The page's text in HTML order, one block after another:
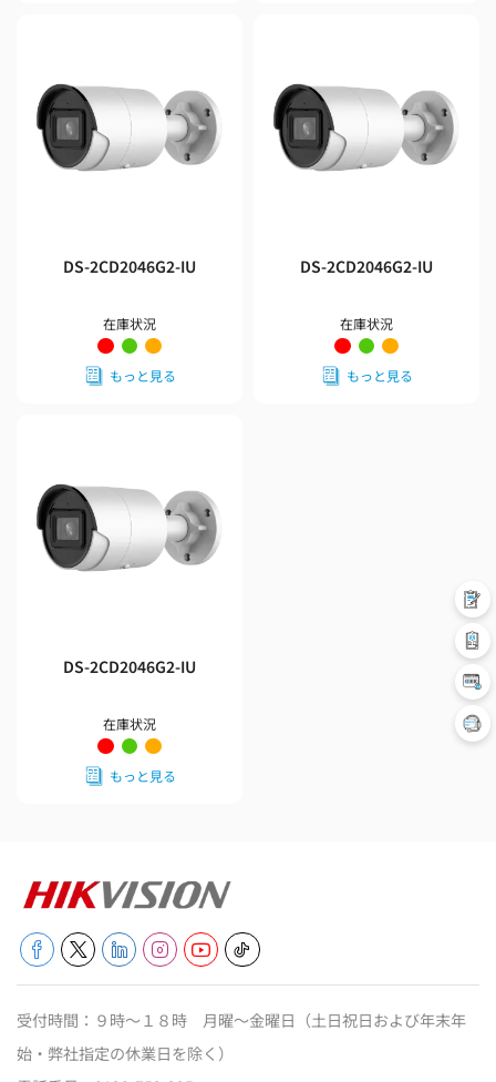
DS-2CD2046G2-IU
在庫状況
もっと見る
DS-2CD2046G2-IU
在庫状況
もっと見る
DS-2CD2046G2-IU
在庫状況
もっと見る
受付時間：９時～１８時 月曜～金曜日（土日祝日および年末年
始・弊社指定の休業日を除く）